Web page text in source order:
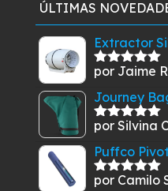
ÚLTIMAS
Extractor
Valorado
por Jaime
Journey
Valorado
por Silvina
Puffco
Valorado
por Camilo